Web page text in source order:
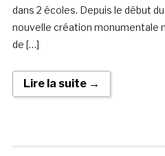
dans 2 écoles. Depuis le début
nouvelle création monumentale
de […]
Lire la suite →